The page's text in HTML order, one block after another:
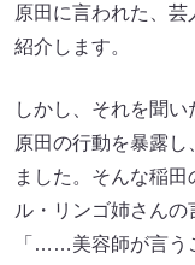
原田に言われた、
紹介します。
しかし、それを聞
原田の行動を暴露
ました。そんな稲
ル・リンゴ姉さん
「……美容師が言う